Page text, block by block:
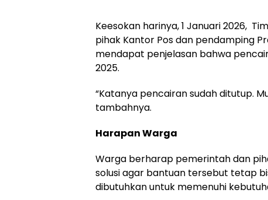
Keesokan harinya, 1 Januari 2026,
pihak Kantor Pos dan pendamping
mendapat penjelasan bahwa
2025.
“Katanya pencairan sudah ditutup.
tambahnya.
Harapan Warga
Warga berharap pemerintah dan
solusi agar bantuan tersebut tetap
dibutuhkan untuk memenuhi